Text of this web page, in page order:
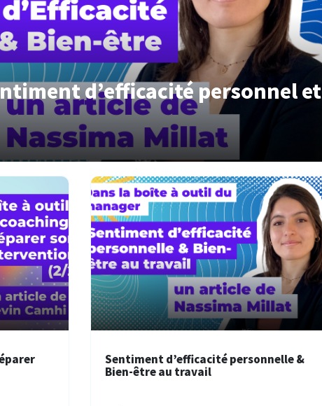
d’efficacité personnel et
Sentiment d’efficacité personnelle &
Bien-être au travail